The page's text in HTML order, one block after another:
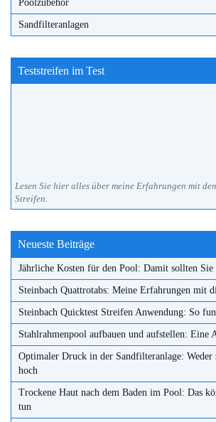
Poolzubehör
Sandfilteranlagen
Teststreifen im Test
Lesen Sie hier alles über meine Erfahrungen mit
Streifen.
Neueste Beiträge
Jährliche Kosten für den Pool: Damit sollten Sie
Steinbach Quattrotabs: Meine Erfahrungen mit
Steinbach Quicktest Streifen Anwendung: So
Stahlrahmenpool aufbauen und aufstellen: Eine
Optimaler Druck in der Sandfilteranlage: Weder
hoch
Trockene Haut nach dem Baden im Pool: Das
tun